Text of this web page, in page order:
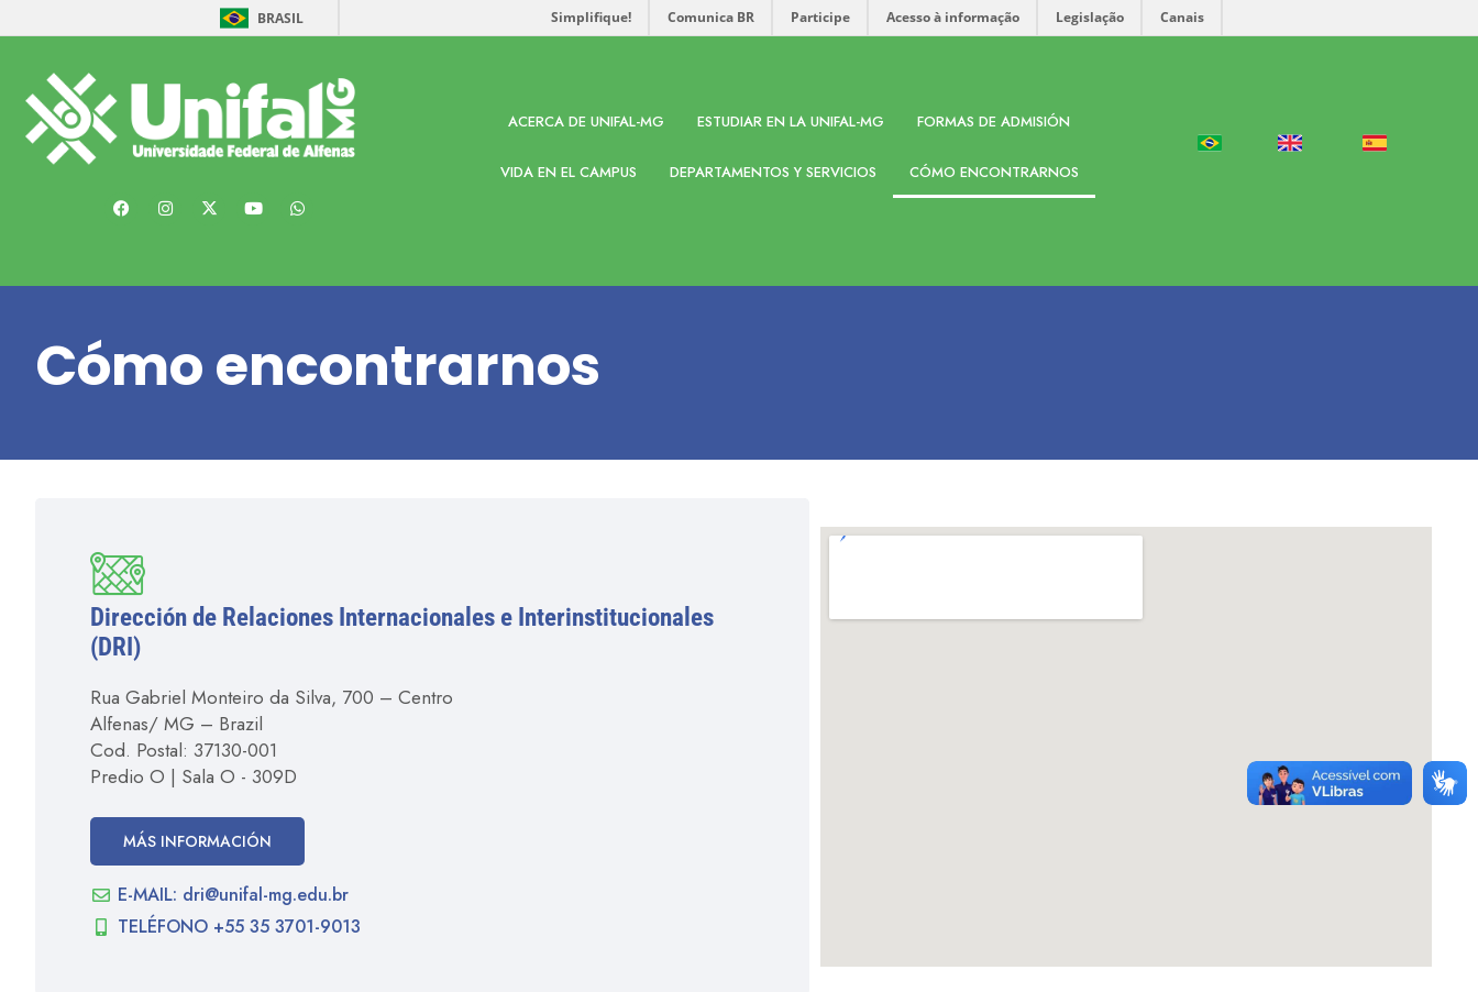
BRASIL Simplifique! Comunica BR Participe Acesso à informação Legislação Canais
ACERCA DE UNIFAL-MG ESTUDIAR EN LA UNIFAL-MG FORMAS DE ADMISIÓN
VIDA EN EL CAMPUS DEPARTAMENTOS Y SERVICIOS CÓMO ENCONTRARNOS
Cómo encontrarnos
Dirección de Relaciones Internacionales e Interinstitucionales
(DRI)
Rua Gabriel Monteiro da Silva, 700 – Centro
Alfenas/ MG – Brazil
Cod. Postal: 37130-001
Predio O | Sala O - 309D
MÁS INFORMACIÓN
E-MAIL: dri@unifal-mg.edu.br
TELÉFONO +55 35 3701-9013